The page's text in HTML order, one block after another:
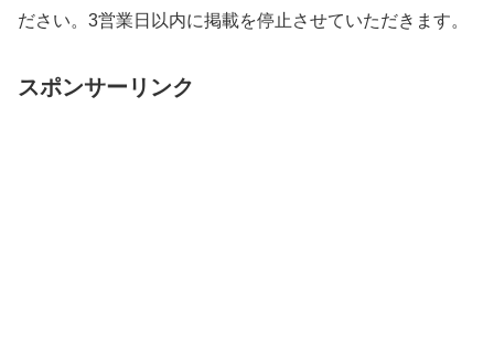
ださい。3営業日以内に掲載を停止させていただきます。
スポンサーリンク